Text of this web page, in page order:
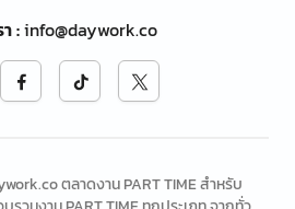
:info@daywork.co
ตลาดงาน PART TIME สำหรับ